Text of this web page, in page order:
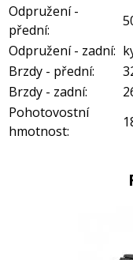
Odpružení -
přední:
Odpružení - zadní:
Brzdy - přední:
Brzdy - zadní:
Pohotovostní
hmotnost: